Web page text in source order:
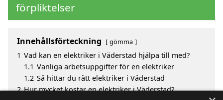
förpliktelser
Innehållsförteckning gömma
1 Vad kan en elektriker i Väderstad hjälpa till med?
1.1 Vanliga arbetsuppgifter för en elektriker
1.2 Så hittar du rätt elektriker i Väderstad
2 Hur mycket kostar en elektriker i Väderstad?